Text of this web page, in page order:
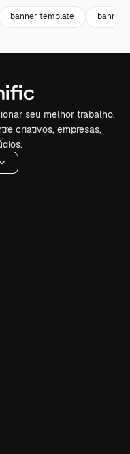
banner template banner
seu melhor trabalho.
criativos, empresas,